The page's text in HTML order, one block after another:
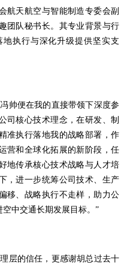
航天航空与智能制造专委会副
团队秘书长。其专业背景与行
执行与深化升级提供坚实支
帅便在我的直接带领下深度参
司核心技术理念，在研发、制
准执行落地我的战略部署，作
营和全球化拓展的新阶段，任
地传承核心技术战略与人才培
，进一步统筹公司技术、生产
移、战略执行不走样，助力公
中交通长期发展目标。”
层的信任，更感谢胡总过去十